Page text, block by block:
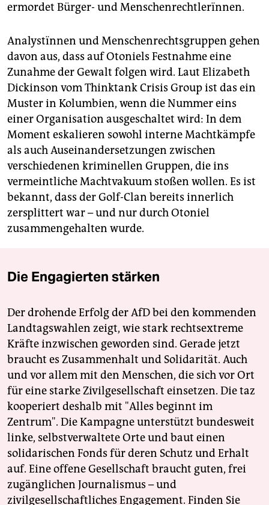
ermordet Bürger- und Menschenrechtlerïnnen.
Analystïnnen und Menschenrechtsgruppen gehen
davon aus, dass auf Otoniels Festnahme eine
Zunahme der Gewalt folgen wird. Laut Elizabeth
Dickinson vom Thinktank Crisis Group ist das ein
Muster in Kolumbien, wenn die Nummer eins
einer Organisation ausgeschaltet wird: In dem
Moment eskalieren sowohl interne Machtkämpfe
als auch Auseinandersetzungen zwischen
verschiedenen kriminellen Gruppen, die ins
vermeintliche Machtvakuum stoßen wollen. Es ist
bekannt, dass der Golf-Clan bereits innerlich
zersplittert war – und nur durch Otoniel
zusammengehalten wurde.
Die Engagierten stärken
Der drohende Erfolg der AfD bei den kommenden
Landtagswahlen zeigt, wie stark rechtsextreme
Kräfte inzwischen geworden sind. Gerade jetzt
braucht es Zusammenhalt und Solidarität. Auch
und vor allem mit den Menschen, die sich vor Ort
für eine starke Zivilgesellschaft einsetzen. Die taz
kooperiert deshalb mit "Alles beginnt im
Zentrum". Die Kampagne unterstützt bundesweit
linke, selbstverwaltete Orte und baut einen
solidarischen Fonds für deren Schutz und Erhalt
auf. Eine offene Gesellschaft braucht guten, frei
zugänglichen Journalismus – und
zivilgesellschaftliches Engagement. Finden Sie